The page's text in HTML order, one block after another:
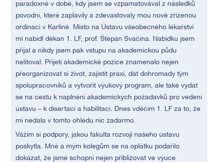
paradoxně v době, kdy jsem se vzpamatovával z následků
povodní, které zaplavily a zdevastovaly mou nově zřízenou
ordinaci v Karlíně. Místo na Ústavu všeobecného lékařství
mi nabídl děkan 1. LF, prof. Štěpán Svačina. Nabídku jsem
přijal a nikdy jsem pak vstupu na akademickou půdu
nelitoval. Přijetí akademické pozice znamenalo nejen
přeorganizovat si život, zajistit praxi, dát dohromady tým
spolupracovníků a vytvořit výukový program, ale také vydat
se na cestu k naplnění akademických požadavků pro vedení
ústavu – k disertaci a habilitaci. Dnes vděčím 1. LF za to, že
mi nedala v tomto ohledu nic zadarmo.
Vážím si podpory, jakou fakulta rozvoji našeho ústavu
poskytla. Mně a mým kolegům se na oplátku podařilo
dokázat, že jsme schopni nejen přibližovat ve výuce